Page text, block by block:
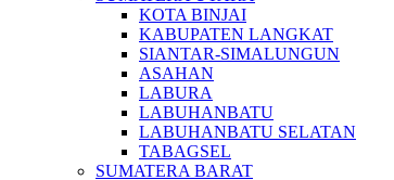
KOTA BINJAI
KABUPATEN LANGKAT
SIANTAR-SIMALUNGUN
ASAHAN
LABURA
LABUHANBATU
LABUHANBATU SELATAN
TABAGSEL
SUMATERA BARAT